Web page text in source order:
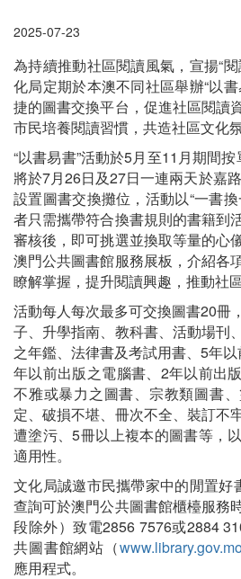
2025-07-23
為持續推動社區閱讀風氣，宣揚“
化局定期於本澳不同社區舉辦“以
捷的圖書交換平台，促進社區閱讀
市民培養閱讀習慣，共造社區文化氛
“以書易書”活動於5月至11月期間
將於7月26日及27日一連兩天於嘉
設置圖書交換攤位，活動以“一書
者只需攜帶符合換書規則的書籍到
審核後，即可挑選並換取等量的心
澳門公共圖書館服務展板，介紹各
瞭解掌握，提升閱讀興趣，推動社
活動每人每次最多可交換圖書20冊
子、升學指南、教科書、活動場刊
之年鑑、法律書及考試用書、5年
年以前出版之電腦書、2年以前出
不雅或暴力之圖書、宗教類圖書
定、破損不堪、冊次不全、裝訂不
遭塗污、5冊以上複本的圖書等，
適用性。
文化局誠邀市民攜帶家中的閒置好
查詢可於澳門公共圖書館櫃檯服務
段除外）致電2856 7576或2884
共圖書館網站（
應用程式。